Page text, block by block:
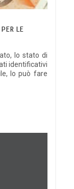
LE
lo stato di
identificativi
lo può fare